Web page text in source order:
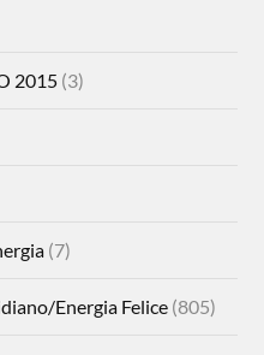
2015 (3)
(7)
Energia Felice (805)